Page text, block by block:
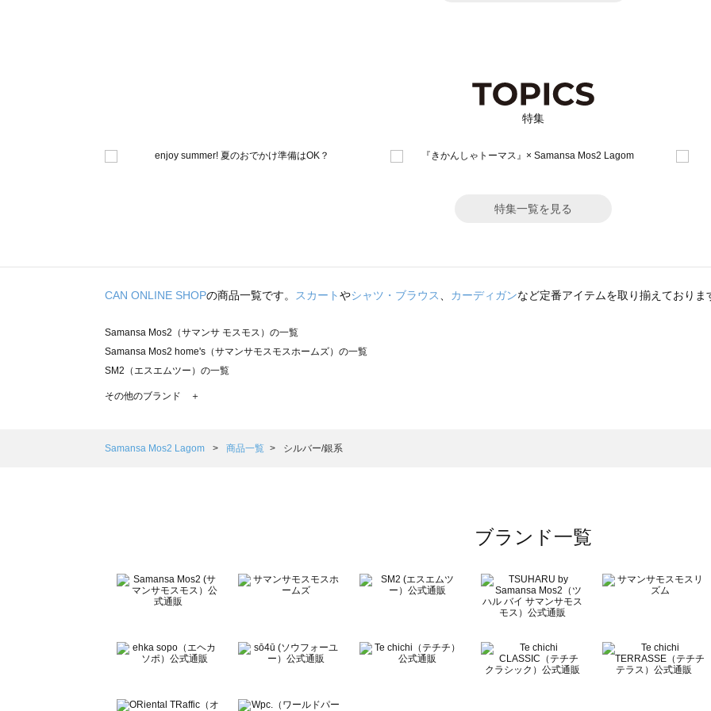
特集
特集一覧を見る
CAN ONLINE SHOPの商品一覧です。 スカートやシャツ・ブラウス、 カーディガンなど定番アイテムを取り揃えておりま
Samansa Mos2（サマンサ モスモス）の一覧
Samansa Mos2 home's（サマンサモスモスホームズ）の一覧
SM2（エスエムツー）の一覧
TSUHARU by Samansa Mos2（ツハルバイサマンサモスモス）の一覧
Samansa Mos2 Lagom（サマンサモスモス ラーゴム）の一覧
BETTY'S BLUE（べティーズブルー）の一覧
Wpc.（ワールドパーティー）の一覧
その他のブランド ＋
Samansa Mos2 Lagom 商品一覧 シルバー/銀系
ブランド一覧